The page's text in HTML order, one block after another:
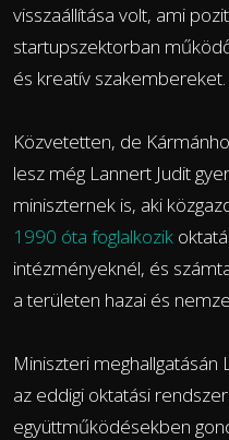
visszaállítása volt, ami
startupszektorban
és kreatív szakembereket.
Közvetetten, de
lesz még Lannert Judit
miniszternek is, aki
1990 óta foglalkozik
intézményeknél, és
a területen hazai és
Miniszteri meghallgatásán
az eddigi oktatási
együttműködésekben